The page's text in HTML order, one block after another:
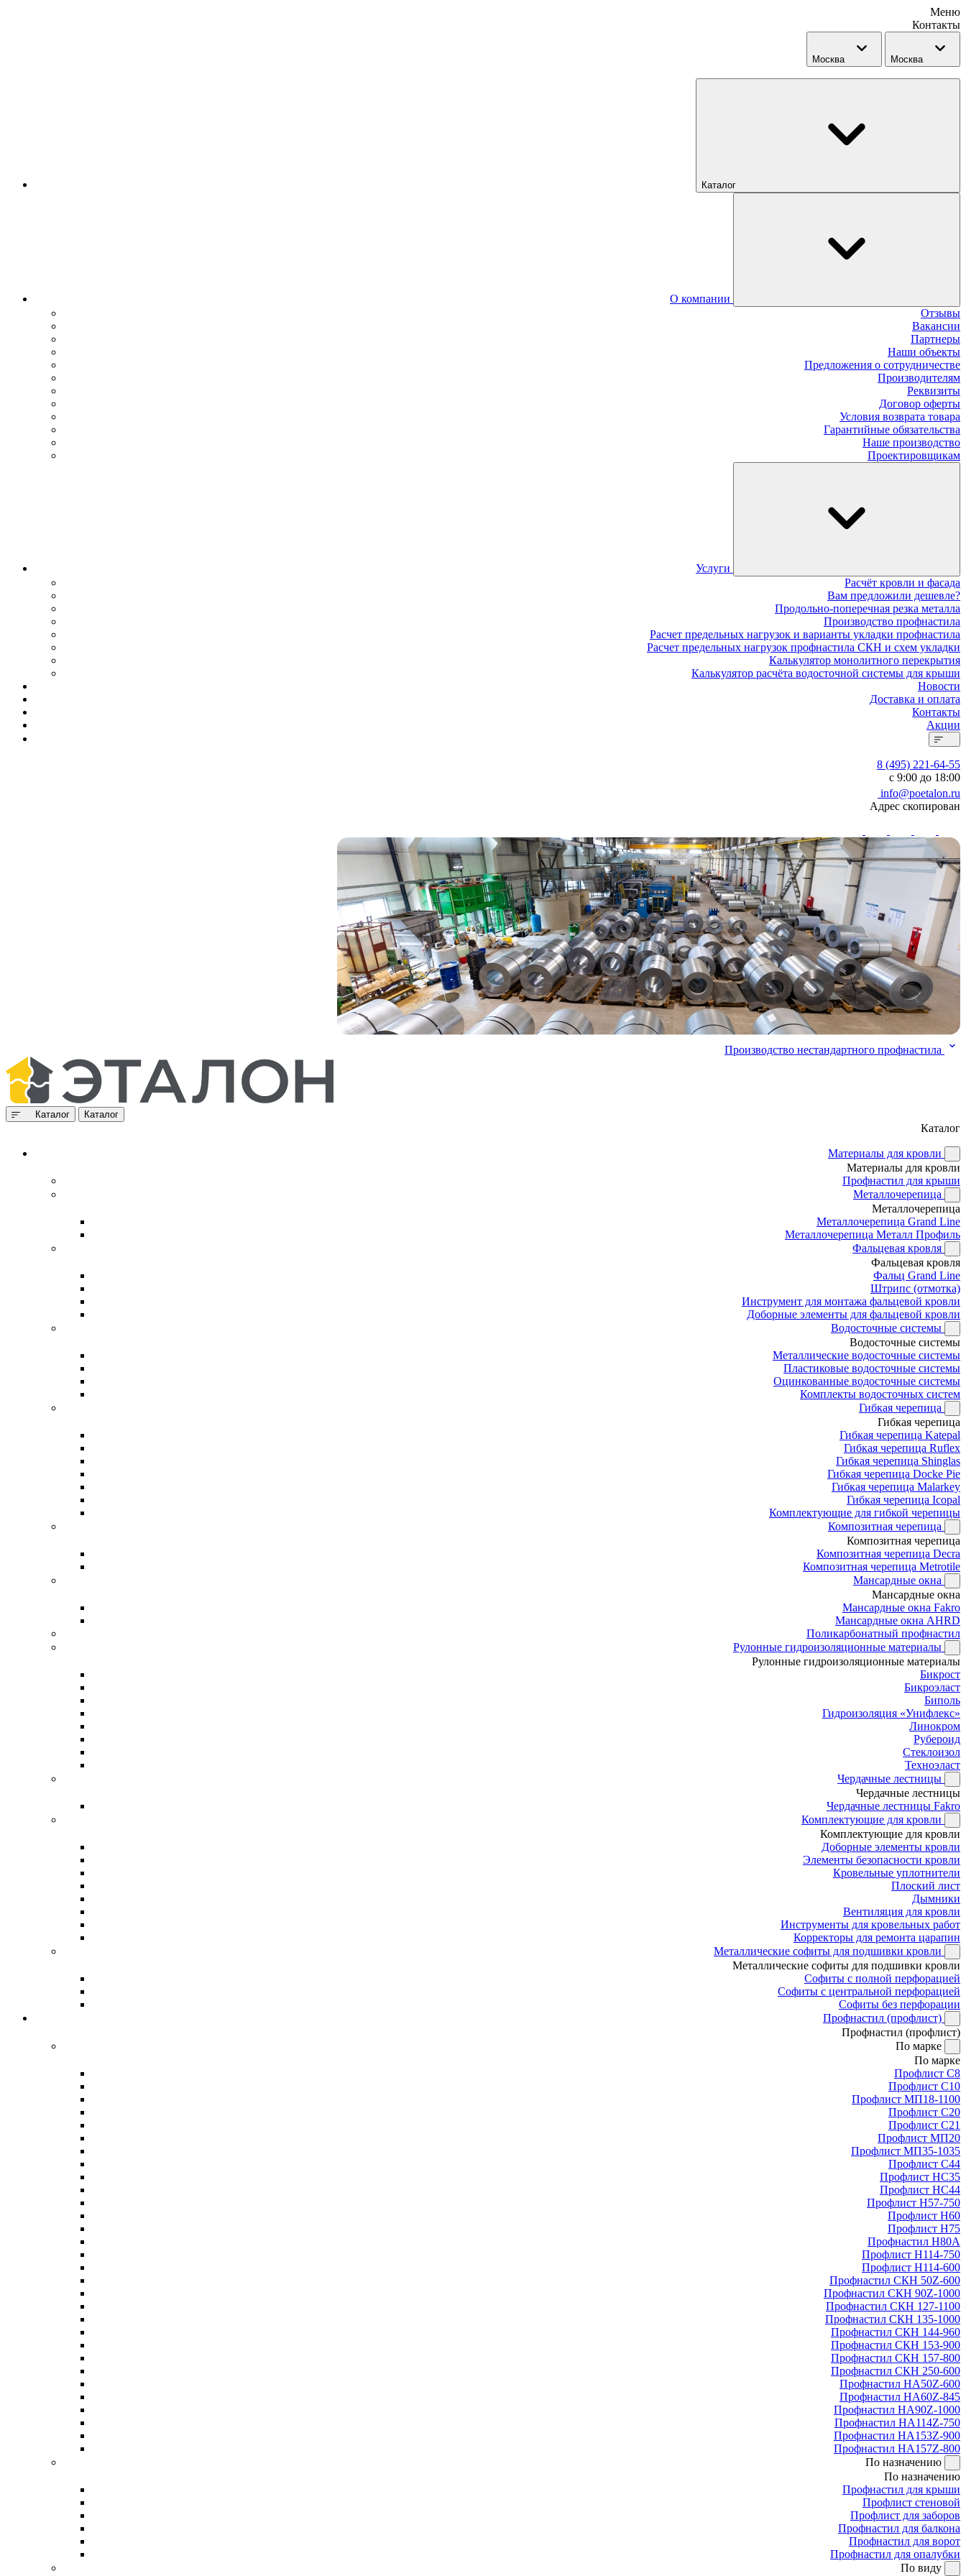
Меню
Контакты
Москва Москва
Каталог
О компании
Отзывы
Вакансии
Партнеры
Наши объекты
Предложения о сотрудничестве
Производителям
Реквизиты
Договор оферты
Условия возврата товара
Гарантийные обязательства
Наше производство
Проектировщикам
Услуги
Расчёт кровли и фасада
Вам предложили дешевле?
Продольно-поперечная резка металла
Производство профнастила
Расчет предельных нагрузок и варианты укладки профнастила
Расчет предельных нагрузок профнастила СКН и схем укладки
Калькулятор монолитного перекрытия
Калькулятор расчёта водосточной системы для крыши
Новости
Доставка и оплата
Контакты
Акции
8 (495) 221-64-55
с 9:00 до 18:00
info@poetalon.ru
Адрес скопирован
Производство нестандартного профнастила
Каталог Каталог
Каталог
Материалы для кровли
Материалы для кровли
Профнастил для крыши
Металлочерепица
Металлочерепица
Металлочерепица Grand Line
Металлочерепица Металл Профиль
Фальцевая кровля
Фальцевая кровля
Фальц Grand Line
Штрипс (отмотка)
Инструмент для монтажа фальцевой кровли
Доборные элементы для фальцевой кровли
Водосточные системы
Водосточные системы
Металлические водосточные системы
Пластиковые водосточные системы
Оцинкованные водосточные системы
Комплекты водосточных систем
Гибкая черепица
Гибкая черепица
Гибкая черепица Katepal
Гибкая черепица Ruflex
Гибкая черепица Shinglas
Гибкая черепица Docke Pie
Гибкая черепица Malarkey
Гибкая черепица Icopal
Комплектующие для гибкой черепицы
Композитная черепица
Композитная черепица
Композитная черепица Decra
Композитная черепица Metrotile
Мансардные окна
Мансардные окна
Мансардные окна Fakro
Мансардные окна AHRD
Поликарбонатный профнастил
Рулонные гидроизоляционные материалы
Рулонные гидроизоляционные материалы
Бикрост
Бикроэласт
Биполь
Гидроизоляция «Унифлекс»
Линокром
Рубероид
Стеклоизол
Техноэласт
Чердачные лестницы
Чердачные лестницы
Чердачные лестницы Fakro
Комплектующие для кровли
Комплектующие для кровли
Доборные элементы кровли
Элементы безопасности кровли
Кровельные уплотнители
Плоский лист
Дымники
Вентиляция для кровли
Инструменты для кровельных работ
Корректоры для ремонта царапин
Металлические софиты для подшивки кровли
Металлические софиты для подшивки кровли
Софиты с полной перфорацией
Софиты с центральной перфорацией
Софиты без перфорации
Профнастил (профлист)
Профнастил (профлист)
По марке
По марке
Профлист С8
Профлист С10
Профлист МП18-1100
Профлист С20
Профлист С21
Профлист МП20
Профлист МП35-1035
Профлист С44
Профлист НС35
Профлист НС44
Профлист Н57-750
Профлист Н60
Профлист Н75
Профнастил Н80А
Профлист Н114-750
Профлист Н114-600
Профнастил СКН 50Z-600
Профнастил СКН 90Z-1000
Профнастил СКН 127-1100
Профнастил СКН 135-1000
Профнастил СКН 144-960
Профнастил СКН 153-900
Профнастил СКН 157-800
Профнастил СКН 250-600
Профнастил НА50Z-600
Профнастил НА60Z-845
Профнастил НА90Z-1000
Профнастил НА114Z-750
Профнастил НА153Z-900
Профнастил НА157Z-800
По назначению
По назначению
Профнастил для крыши
Профлист стеновой
Профлист для заборов
Профнастил для балкона
Профнастил для ворот
Профнастил для опалубки
По виду